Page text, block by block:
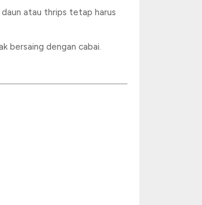
atau thrips tetap harus
bersaing dengan cabai.